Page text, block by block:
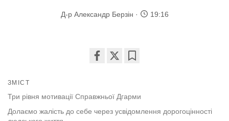
Д-р Александр Берзін 19:16
facebook
ЗМІСТ
Три рівня мотивації Справжньої Дгарми
Долаємо жалість до себе через усвідомлення дорогоцінності